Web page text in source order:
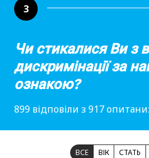
3
Чи стикалися Ви з
дискримінації за
ознакою?
899 відповіли з 917
ВСЕ ВІК СТАТЬ